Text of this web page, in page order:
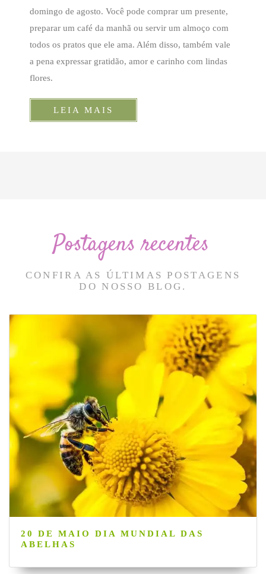
domingo de agosto. Você pode comprar um presente,
preparar um café da manhã ou servir um almoço com
todos os pratos que ele ama. Além disso, também vale
a pena expressar gratidão, amor e carinho com lindas
flores.
LEIA MAIS
Postagens recentes
CONFIRA AS ÚLTIMAS POSTAGENS
DO NOSSO BLOG.
20 DE MAIO DIA MUNDIAL DAS
ABELHAS